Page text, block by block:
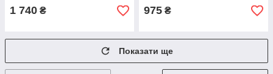
1 740 ₴ 975 ₴
Показати ще